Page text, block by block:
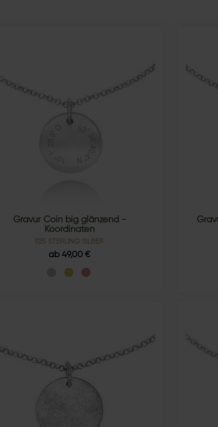
Gravur Coin big glänzend -
Koordinaten
925 STERLING SILBER
ab 49,00 €